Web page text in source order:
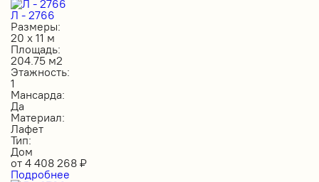
Л - 2766
Размеры:
20 х 11 м
Площадь:
204.75 м2
Этажность:
1
Мансарда:
Да
Материал:
Лафет
Тип:
Дом
от 4 408 268 ₽
Подробнее